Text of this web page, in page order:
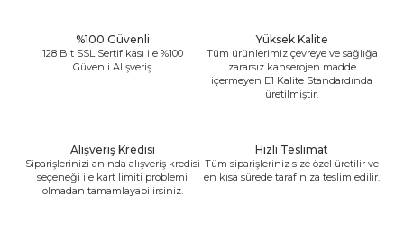
%100 Güvenli
128 Bit SSL Sertifikası ile %100
Güvenli Alışveriş
Yüksek Kalite
Tüm ürünlerimiz çevreye ve sağlığa
zararsız kanserojen madde
içermeyen E1 Kalite Standardında
üretilmiştir.
Alışveriş Kredisi
Siparişlerinizi anında alışveriş kredisi
seçeneği ile kart limiti problemi
olmadan tamamlayabilirsiniz.
Hızlı Teslimat
Tüm siparişleriniz size özel üretilir ve
en kısa sürede tarafınıza teslim edilir.